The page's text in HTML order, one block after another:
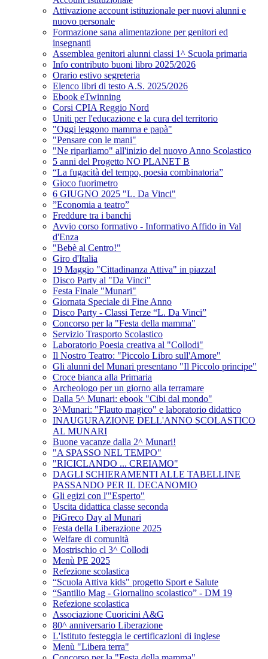
Attivazione account istituzionale per nuovi alunni e
nuovo personale
Formazione sana alimentazione per genitori ed
insegnanti
Assemblea genitori alunni classi 1^ Scuola primaria
Info contributo buoni libro 2025/2026
Orario estivo segreteria
Elenco libri di testo A.S. 2025/2026
Ebook eTwinning
Corsi CPIA Reggio Nord
Uniti per l'educazione e la cura del territorio
"Oggi leggono mamma e papà"
"Pensare con le mani"
"Ne riparliamo" all'inizio del nuovo Anno Scolastico
5 anni del Progetto NO PLANET B
“La fugacità del tempo, poesia combinatoria”
Gioco fuorimetro
6 GIUGNO 2025 "L. Da Vinci"
”Economia a teatro”
Freddure tra i banchi
Avvio corso formativo - Informativo Affido in Val
d'Enza
"Bebè al Centro!"
Giro d'Italia
19 Maggio "Cittadinanza Attiva" in piazza!
Disco Party al "Da Vinci"
Festa Finale "Munari"
Giornata Speciale di Fine Anno
Disco Party - Classi Terze “L. Da Vinci”
Concorso per la "Festa della mamma"
Servizio Trasporto Scolastico
Laboratorio Poesia creativa al "Collodi"
Il Nostro Teatro: "Piccolo Libro sull'Amore"
Gli alunni del Munari presentano "Il Piccolo principe"
Croce bianca alla Primaria
Archeologo per un giorno alla terramare
Dalla 5^ Munari: ebook "Cibi dal mondo"
3^Munari: "Flauto magico" e laboratorio didattico
INAUGURAZIONE DELL'ANNO SCOLASTICO
AL MUNARI
Buone vacanze dalla 2^ Munari!
"A SPASSO NEL TEMPO"
"RICICLANDO ... CREIAMO"
DAGLI SCHIERAMENTI ALLE TABELLINE
PASSANDO PER IL DECANOMIO
Gli egizi con l'"Esperto"
Uscita didattica classe seconda
PiGreco Day al Munari
Festa della Liberazione 2025
Welfare di comunità
Mostrischio cl 3^ Collodi
Menù PE 2025
Refezione scolastica
“Scuola Attiva kids" progetto Sport e Salute
“Santilio Mag - Giornalino scolastico” - DM 19
Refezione scolastica
Associazione Cuoricini A&G
80^ anniversario Liberazione
L'Istituto festeggia le certificazioni di inglese
Menù "Libera terra"